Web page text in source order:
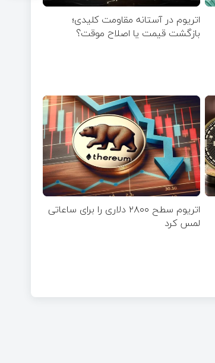
اتریوم در آستانه مقاومت کلیدی؛
بازگشت قیمت یا اصلاح موقت؟
اتریوم سطح ۲۸۰۰ دلاری را برای ساعاتی
لمس کرد